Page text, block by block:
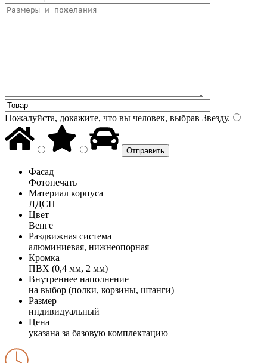
Пожалуйста, докажите, что вы человек, выбрав Звезду.
Фасад
Фотопечать
Материал корпуса
ЛДСП
Цвет
Венге
Раздвижная система
алюминиевая, нижнеопорная
Кромка
ПВХ (0,4 мм, 2 мм)
Внутреннее наполнение
на выбор (полки, корзины, штанги)
Размер
индивидуальный
Цена
указана за базовую комплектацию